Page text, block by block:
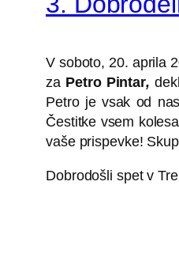
V soboto, 20. aprila
za Petro Pintar,
Petro je vsak od
Čestitke vsem
vaše prispevke!
Dobrodošli spet v